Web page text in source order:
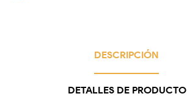
DESCRIPCIÓN
DETALLES DE PRODUCTO